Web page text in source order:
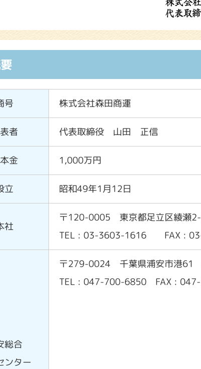
号 株式会社森田商運
者 代表取締役 山田 正信
金 1,000万円
立 昭和49年1月12日
社
〒120-0005 東京都足立区綾瀬
TEL : 03-3603-1616 FAX :
総合
ンター
〒279-0024 千葉県浦安市港61
TEL : 047-700-6850 FAX :